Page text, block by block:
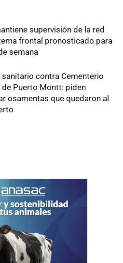
supervisión de la red
frontal pronosticado para
semana
sanitario contra Cementerio
Puerto Montt: piden
osamentas que quedaron al